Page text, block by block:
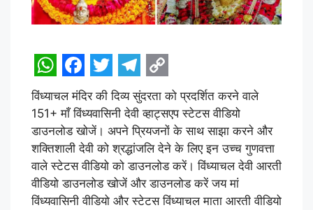
W
h
a
t
s
A
F
a
c
e
b
o
T
w
i
t
t
e
T
e
l
e
g
r
C
o
p
y
L
i
विंध्याचल मंदिर की दिव्य सुंदरता को प्रदर्शित करने वाले
151+ माँ विंध्यवासिनी देवी व्हाट्सएप स्टेटस वीडियो
डाउनलोड खोजें। अपने प्रियजनों के साथ साझा करने और
शक्तिशाली देवी को श्रद्धांजलि देने के लिए इन उच्च गुणवत्ता
वाले स्टेटस वीडियो को डाउनलोड करें। विंध्याचल देवी आरती
वीडियो डाउनलोड खोजें और डाउनलोड करें जय मां
विंध्यवासिनी वीडियो और स्टेटस विंध्याचल माता आरती वीडियो